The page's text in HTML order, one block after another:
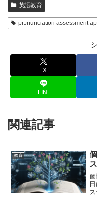
英語教育
pronunciation assessment api
X
LINE
関連記事
教育
個